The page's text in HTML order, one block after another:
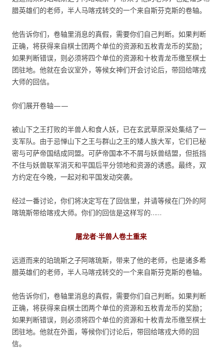
腊英雄们的老师，半人马喀戎转交的一个来自斯芬克斯的卷轴。
他告诉你们，卷轴里消息的真假，需要你们自己判断。如果判断
正确，将获得来自棋士团两个单位的资源和五枚青龙币的奖励；
如果判断错误，则必须将四个单位的资源和十枚青龙币缴至棋士
团驻地。他就在会议室外，等候女神们开会讨论后，带回给喀戎
大师的回信。
你们展开卷轴——
被山下之王打败的半兽人和食人妖，已在玄武草原深处集结了一
支军队。由于忌惮山下之王与群山之王的矮人族大军，它们已秘
密与可萨帝国结成同盟。可萨帝国本不不屑与妖兽结盟，但抵挡
不住与妖兽联军消灭和平国后平分领地和资源的诱惑。最终，双
方约定在今晚，一起对和平国发动突袭。
经过一番讨论，你们将决定写在了回信里，并请等候在门外的阿
喀琉斯带给喀戎大师。你们的回信是这样写的……
屠龙者·半兽人卷土重来
远道而来的珀琉斯之子阿喀琉斯，带来了他的老师，也是诸多希
腊英雄们的老师，半人马喀戎转交的一个来自斯芬克斯的卷轴。
他告诉你们，卷轴里消息的真假，需要你们自己判断。如果判断
正确，将获得来自棋士团两个单位的资源和五枚青龙币的奖励；
如果判断错误，则必须将四个单位的资源和十枚青龙币缴至棋士
团驻地。他就在外面，等候你们讨论后，带回给喀戎大师的回
信。